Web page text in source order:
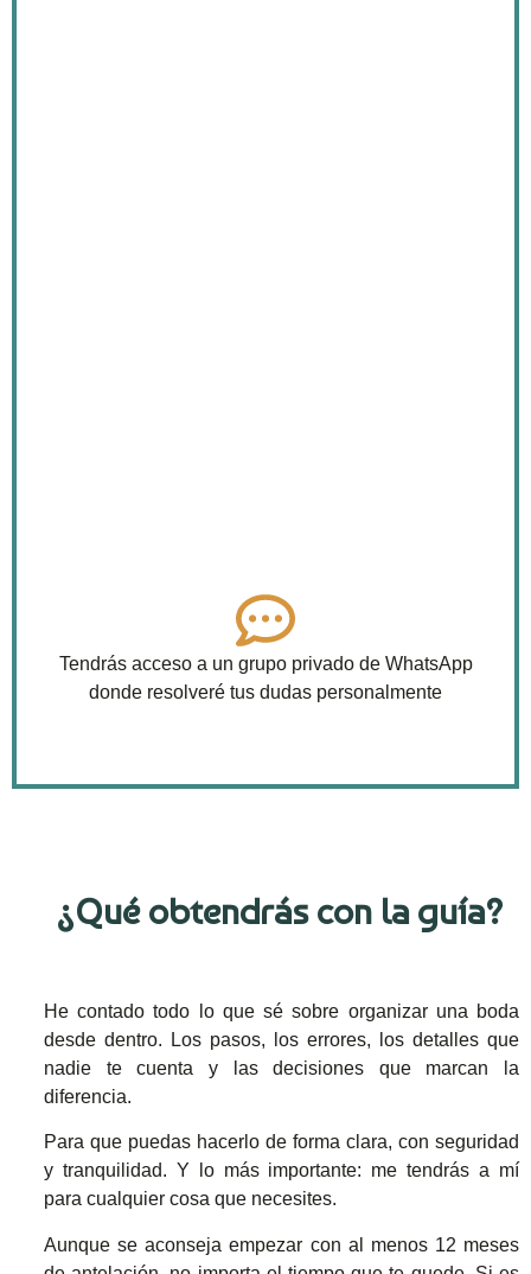
Tendrás acceso a un grupo privado de WhatsApp
donde resolveré tus dudas personalmente
¿Qué obtendrás con la guía?
He contado todo lo que sé sobre organizar una boda
desde dentro. Los pasos, los errores, los detalles que
nadie te cuenta y las decisiones que marcan la
diferencia.
Para que puedas hacerlo de forma clara, con seguridad
y tranquilidad. Y lo más importante: me tendrás a mí
para cualquier cosa que necesites.
Aunque se aconseja empezar con al menos 12 meses